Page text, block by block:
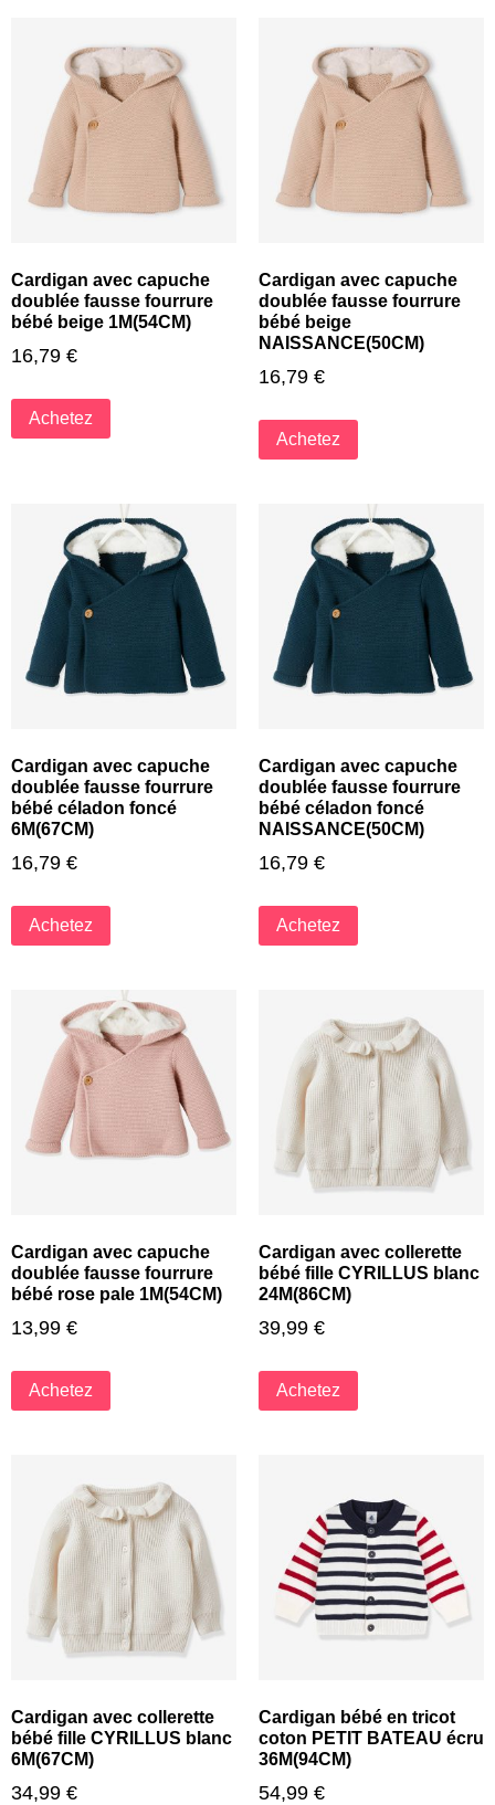
Cardigan avec capuche
doublée fausse fourrure
bébé beige 1M(54CM)
16,79 €
Achetez
Cardigan avec capuche
doublée fausse fourrure
bébé beige
NAISSANCE(50CM)
16,79 €
Achetez
Cardigan avec capuche
doublée fausse fourrure
bébé céladon foncé
6M(67CM)
16,79 €
Achetez
Cardigan avec capuche
doublée fausse fourrure
bébé céladon foncé
NAISSANCE(50CM)
16,79 €
Achetez
Cardigan avec capuche
doublée fausse fourrure
bébé rose pale 1M(54CM)
13,99 €
Achetez
Cardigan avec collerette
bébé fille CYRILLUS blanc
24M(86CM)
39,99 €
Achetez
Cardigan avec collerette
bébé fille CYRILLUS blanc
6M(67CM)
34,99 €
Cardigan bébé en tricot
coton PETIT BATEAU écru
36M(94CM)
54,99 €